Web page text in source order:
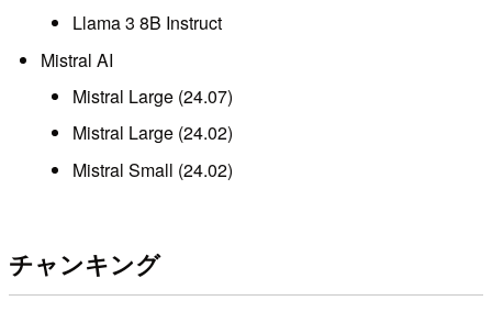
Llama 3 8B Instruct
Mistral AI
Mistral Large (24.07)
Mistral Large (24.02)
Mistral Small (24.02)
チャンキング